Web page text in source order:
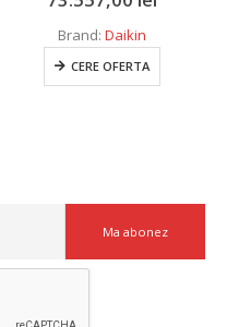
Brand: Daikin
CERE OFERTA